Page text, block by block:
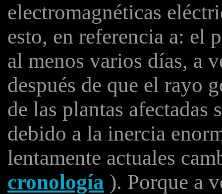
electromagnéticas
esto, en referencia a: el
al menos varios días, a
después de que el rayo
de las plantas
debido a la inercia
lentamente actuales
cronología ). Porque a